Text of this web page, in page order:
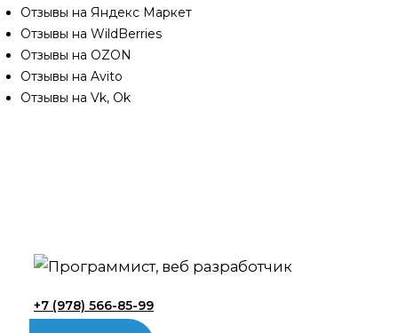
Отзывы на Яндекс Маркет
Отзывы на WildBerries
Отзывы на OZON
Отзывы на Avito
Отзывы на Vk, Ok
+7 (978) 566-85-99